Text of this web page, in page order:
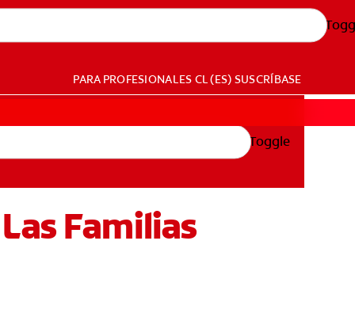
PARA PROFESIONALES CL (ES) SUSCRÍBASE
Toggle
Familias